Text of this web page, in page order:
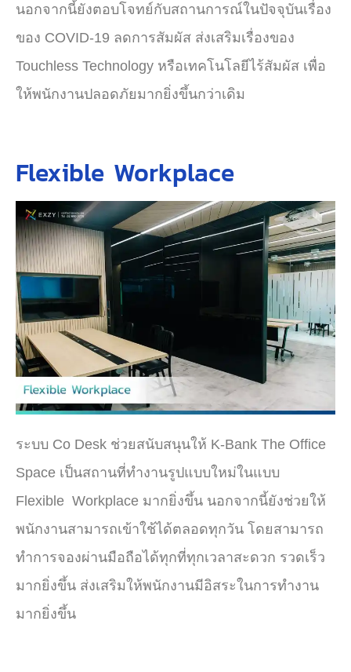
นอกจากนี้ยังตอบโจทย์กับสถานการณ์ในปัจจุบันเรื่อง
ของ COVID-19 ลดการสัมผัส ส่งเสริมเรื่องของ
Touchless Technology หรือเทคโนโลยีไร้สัมผัส เพื่อ
ให้พนักงานปลอดภัยมากยิ่งขึ้นกว่าเดิม
Flexible Workplace
ระบบ Co Desk ช่วยสนับสนุนให้ K-Bank The Office
Space เป็นสถานที่ทำงานรูปแบบใหม่ในแบบ
Flexible Workplace มากยิ่งขึ้น นอกจากนี้ยังช่วยให้
พนักงานสามารถเข้าใช้ได้ตลอดทุกวัน โดยสามารถ
ทำการจองผ่านมือถือได้ทุกที่ทุกเวลาสะดวก รวดเร็ว
มากยิ่งขึ้น ส่งเสริมให้พนักงานมีอิสระในการทำงาน
มากยิ่งขึ้น